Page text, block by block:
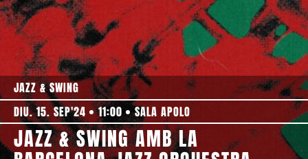
JAZZ & SWING
DIU. 15. SEP'24
11:00 SALA APOLO
JAZZ & SWING AMB LA